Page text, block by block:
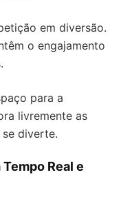
em diversão.
o engajamento
para a
livremente as
diverte.
Real e